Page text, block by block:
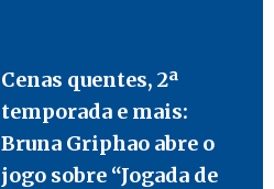
Cenas quentes, 2ª
temporada e mais:
Bruna Griphao abre o
jogo sobre “Jogada de